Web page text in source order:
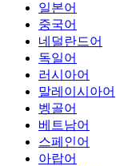
일본어
중국어
네덜란드어
독일어
러시아어
말레이시아어
벵골어
베트남어
스페인어
아랍어